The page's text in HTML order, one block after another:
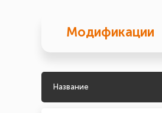
Модификации
Название